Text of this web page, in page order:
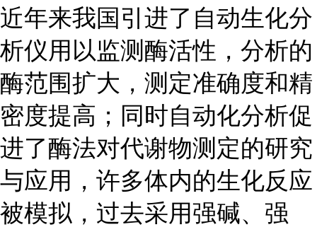
近年来我国引进了自动生化分
析仪用以监测酶活性，分析的
酶范围扩大，测定准确度和精
密度提高；同时自动化分析促
进了酶法对代谢物测定的研究
与应用，许多体内的生化反应
被模拟，过去采用强碱、强